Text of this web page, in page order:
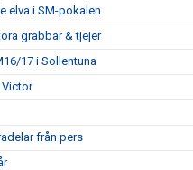
elva i SM-pokalen
grabbar & tjejer
17 i Sollentuna
från pers